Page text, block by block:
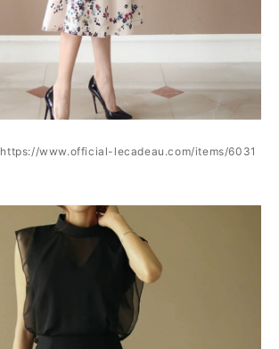
https://www.official-lecadeau.com/items/6031